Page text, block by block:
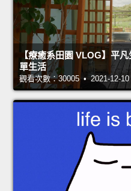
【療癒系田園 VLOG】平
單生活
觀看次數：30005 • 2021-12-10